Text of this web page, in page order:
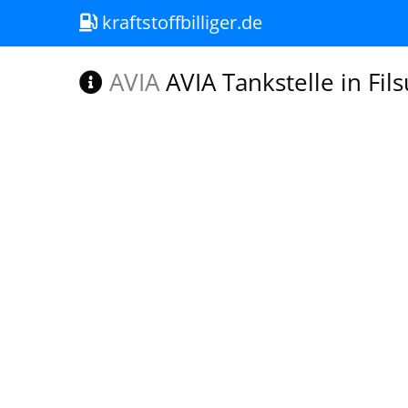
kraftstoffbilliger.de
AVIAAVIA Tankstelle in